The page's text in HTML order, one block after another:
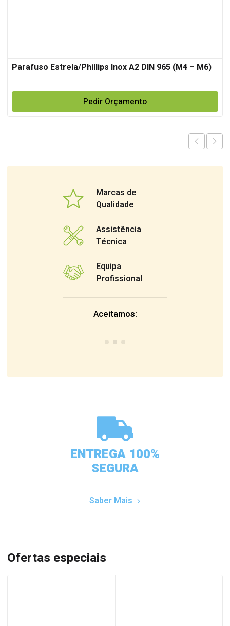
Parafuso Estrela/Phillips Inox A2 DIN 965 (M4 – M6)
Pedir Orçamento
Marcas de
Qualidade
Assistência
Técnica
Equipa
Profissional
Aceitamos:
ENTREGA 100%
SEGURA
Saber Mais
Ofertas especiais